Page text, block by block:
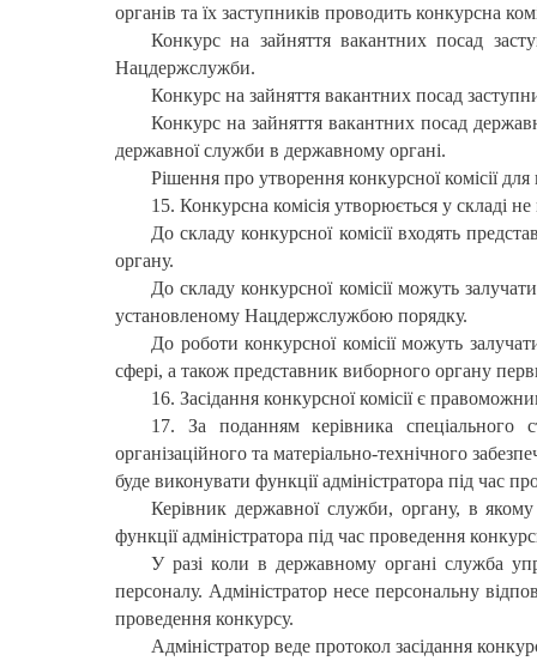
органів та їх заступників проводить конкурсна
Конкурс на зайняття вакантних посад
Нацдержслужби.
Конкурс на зайняття вакантних посад
Конкурс на зайняття вакантних посад
державної служби в державному органі.
Рішення про утворення конкурсної комісії
15. Конкурсна комісія утворюється у складі
До складу конкурсної комісії входять
органу.
До складу конкурсної комісії можуть
установленому Нацдержслужбою порядку.
До роботи конкурсної комісії можуть
сфері, а також представник виборного органу
16. Засідання конкурсної комісії є
17. За поданням керівника спеціального
організаційного та матеріально-технічного
буде виконувати функції адміністратора під час
Керівник державної служби, органу, в
функції адміністратора під час проведення
У разі коли в державному органі служба
персоналу. Адміністратор несе персональну
проведення конкурсу.
Адміністратор веде протокол засідання